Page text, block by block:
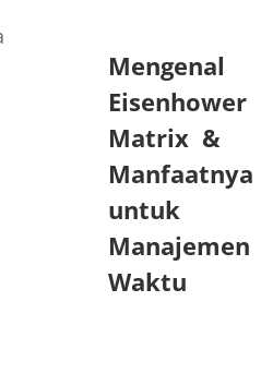
Mengenal
Eisenhower
Matrix &
Manfaatnya
untuk
Manajemen
Waktu